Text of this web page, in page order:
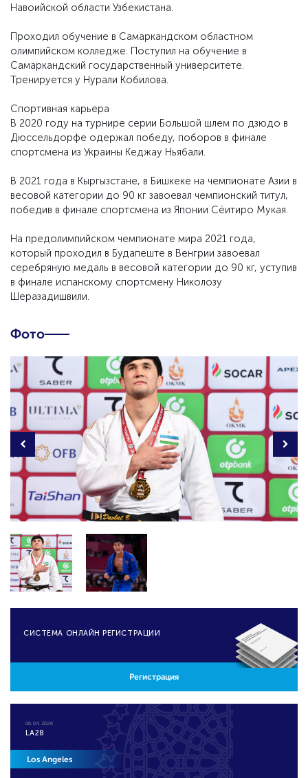
Навоийской области Узбекистана.
Проходил обучение в Самаркандском областном
олимпийском колледже. Поступил на обучение в
Самаркандский государственный университете.
Тренируется у Нурали Кобилова.
Спортивная карьера
В 2020 году на турнире серии Большой шлем по дзюдо в
Дюссельдорфе одержал победу, поборов в финале
спортсмена из Украины Кеджау Ньябали.
В 2021 года в Кыргызстане, в Бишкеке на чемпионате Азии в
весовой категории до 90 кг завоевал чемпионский титул,
победив в финале спортсмена из Японии Сёитиро Мукая.
На предолимпийском чемпионате мира 2021 года,
который проходил в Будапеште в Венгрии завоевал
серебряную медаль в весовой категории до 90 кг, уступив
в финале испанскому спортсмену Николозу
Шеразадишвили.
Фото
CИСТЕМА ОНЛАЙН РЕГИСТРАЦИИ
Регистрация
06.04.2026
LA28
Los Angeles